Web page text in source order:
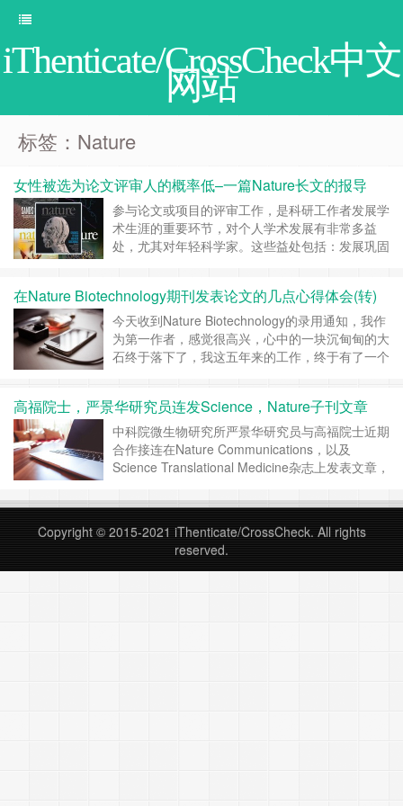
iThenticate/CrossCheck中文
网站
标签：Nature
女性被选为论文评审人的概率低–一篇Nature长文的报导
参与论文或项目的评审工作，是科研工作者发展学
术生涯的重要环节，对个人学术发展有非常多益
处，尤其对年轻科学家。这些益处包括：发展巩固
文、项目评审工作是评审人重要的学习经历，这个
过程可以提高交流和思考能力。让评审人在学术圈
里形成正面反馈，更加自信积极地参与科研活动。
但学……继续阅读 »
在Nature Biotechnology期刊发表论文的几点心得体会(转)
今天收到Nature Biotechnology的录用通知，我作
为第一作者，感觉很高兴，心中的一块沉甸甸的大
石终于落下了，我这五年来的工作，终于有了一个
历了许许多多的艰辛和泪水、五年来经历过许多沉
重的打击和挫折、五年来无数次曾经想过放弃和退
出、五年来承受着巨大的心理压力、…… 继续阅读
»
高福院士，严景华研究员连发Science，Nature子刊文章
中科院微生物研究所严景华研究员与高福院士近期
合作接连在Nature Communications，以及
Science Translational Medicine杂志上发表文章，
模式和PD-1蛋白糖基化修饰对其结合 nivolumab
virus，……继续阅读 »
Copyright © 2015-2021 iThenticate/CrossCheck. All rights
reserved.